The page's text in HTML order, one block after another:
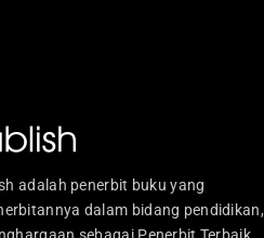
adalah penerbit buku yang
dalam bidang pendidikan,